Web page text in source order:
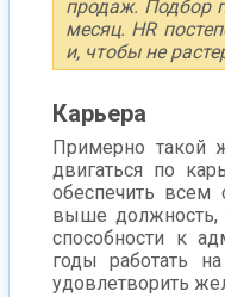
продаж. Подбор
месяц. HR
и, чтобы не
Карьера
Примерно такой
двигаться по
обеспечить всем
выше должность,
способности к
годы работать
удовлетворить